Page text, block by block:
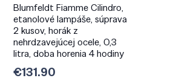
Blumfeldt Fiamme Cilindro,
etanolové lampáše, súprava
2 kusov, horák z
nehrdzavejúcej ocele, 0,3
litra, doba horenia 4 hodiny
€131.90